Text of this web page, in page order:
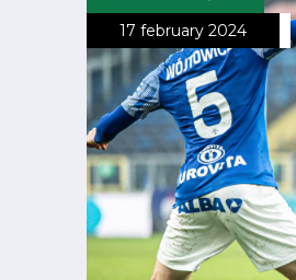
Strategy
2024-
Warta’s
Alley
17 february 2024